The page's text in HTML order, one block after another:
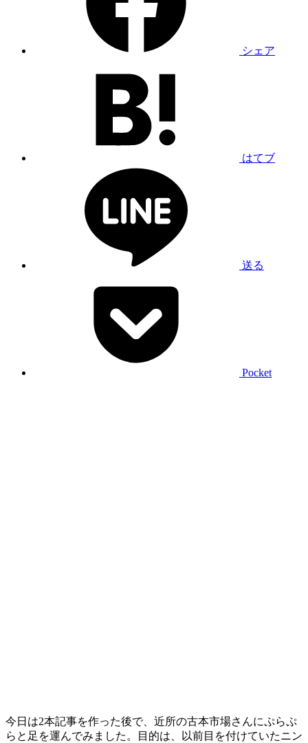
シェア
はてブ
送る
Pocket
今日は2本記事を作った後で、近所の古本市場さんにぷらぷ
らと足を運んでみました。目的は、以前目を付けていたニン